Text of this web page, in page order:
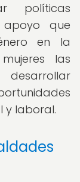
políticas
que
en la
las
desarrollar
y laboral.